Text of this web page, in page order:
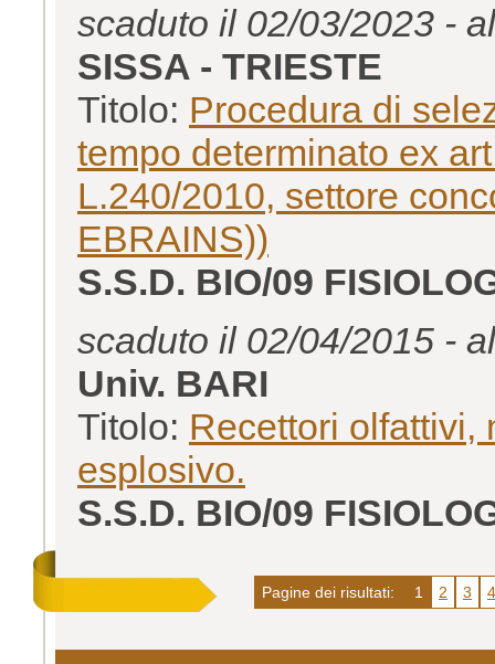
scaduto il 02/03/2023 -
SISSA - TRIESTE
Titolo: Procedura di
tempo determinato ex
L.240/2010, settore
EBRAINS))
S.S.D. BIO/09
scaduto il 02/04/2015 -
Univ. BARI
Titolo: Recettori olfattivi,
esplosivo.
S.S.D. BIO/09
Pagine dei risultati: 1 2 3 4